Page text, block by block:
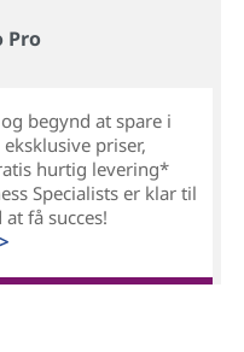
Pro
begynd at spare i
priser,
hurtig levering*
Specialists er klar til
få succes!